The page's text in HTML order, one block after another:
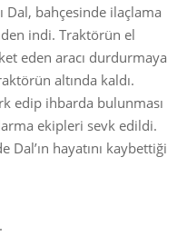
Dal, bahçesinde ilaçlama
indi. Traktörün el
eden aracı durdurmaya
altında kaldı.
edip ihbarda bulunması
ekipleri sevk edildi.
Dal’ın hayatını kaybettiği